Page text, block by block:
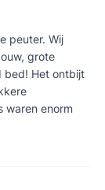
peuter. Wij
grote
bed! Het ontbijt
waren enorm